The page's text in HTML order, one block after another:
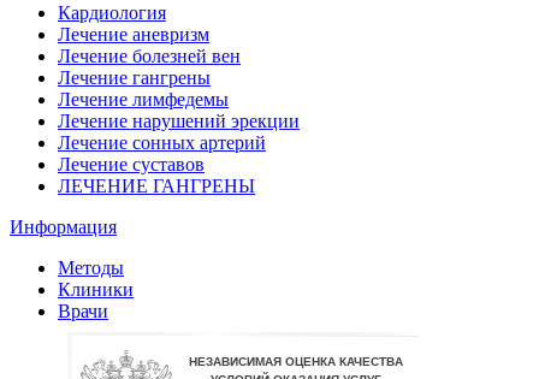
Кардиология
Лечение аневризм
Лечение болезней вен
Лечение гангрены
Лечение лимфедемы
Лечение нарушений эрекции
Лечение сонных артерий
Лечение суставов
ЛЕЧЕНИЕ ГАНГРЕНЫ
Информация
Методы
Клиники
Врачи